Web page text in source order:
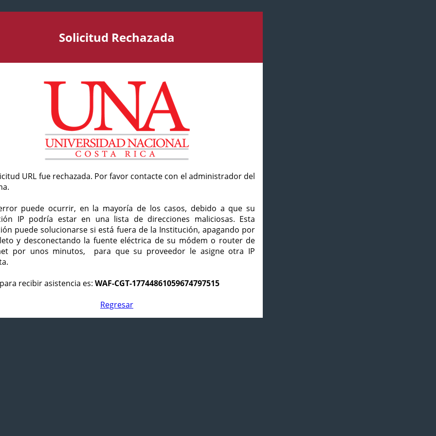
Solicitud Rechazada
URL fue rechazada. Por favor contacte con el administrador del
puede ocurrir, en la mayoría de los casos, debido a que su
IP podría estar en una lista de direcciones maliciosas. Esta
puede solucionarse si está fuera de la Institución, apagando por
y desconectando la fuente eléctrica de su módem o router de
por unos minutos, para que su proveedor le asigne otra IP
recibir asistencia es: WAF-CGT-17744861059674797515
Regresar